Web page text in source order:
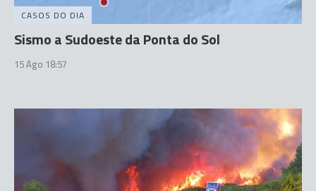
CASOS DO DIA
Sismo a Sudoeste da Ponta do Sol
15 Ago 18:57